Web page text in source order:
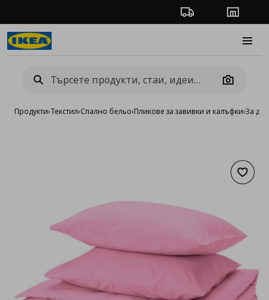
Проследяване на
Camera
Продукти›Текстил›Спално бельо›Пликове за завивки и калъфки›За